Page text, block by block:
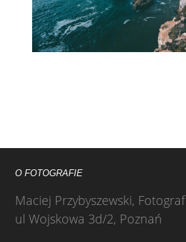
O FOTOGRAFIE
Maciej Przybyszewski, Fotograf
ul Wojskowa 3d/2, Poznań